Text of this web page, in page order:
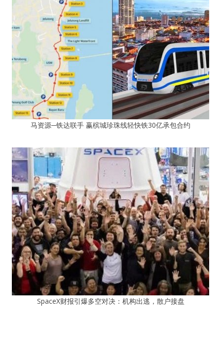
马资源─铁达联手 赢槟城珍珠线轻快铁30亿承包合约
SpaceX财报引爆多空对决：机构出逃，散户接盘